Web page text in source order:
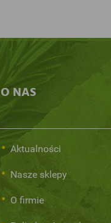
O NAS
Aktualności
Nasze sklepy
O firmie